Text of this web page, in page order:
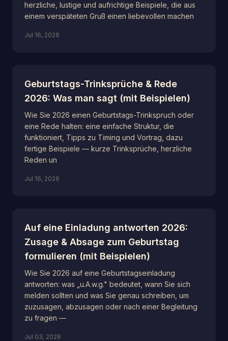
herzliche, lustige und aufrichtige Beispiele, die aus
einem verspäteten Gruß einen liebevollen machen
Jul 16, 2026
Geburtstags-Trinksprüche & Rede
2026: Was man sagt (mit Beispielen)
Wie Sie 2026 einen Geburtstags-Trinkspruch oder
eine Rede halten: eine einfache Struktur, die
funktioniert, Tipps zu Timing und Vortrag, dazu
fertige Beispiele — kurze Trinksprüche, herzliche
Reden un
Jul 16, 2026
Auf eine Einladung antworten 2026:
Zusage & Absage zum Geburtstag
formulieren (mit Beispielen)
Wie Sie 2026 auf eine Geburtstagseinladung
antworten: was „u.A.w.g." bedeutet, wann Sie sich
melden sollten und was Sie genau schreiben, um
zuzusagen, abzusagen oder nach einer Begleitung
zu fragen —
Jul 03, 2026